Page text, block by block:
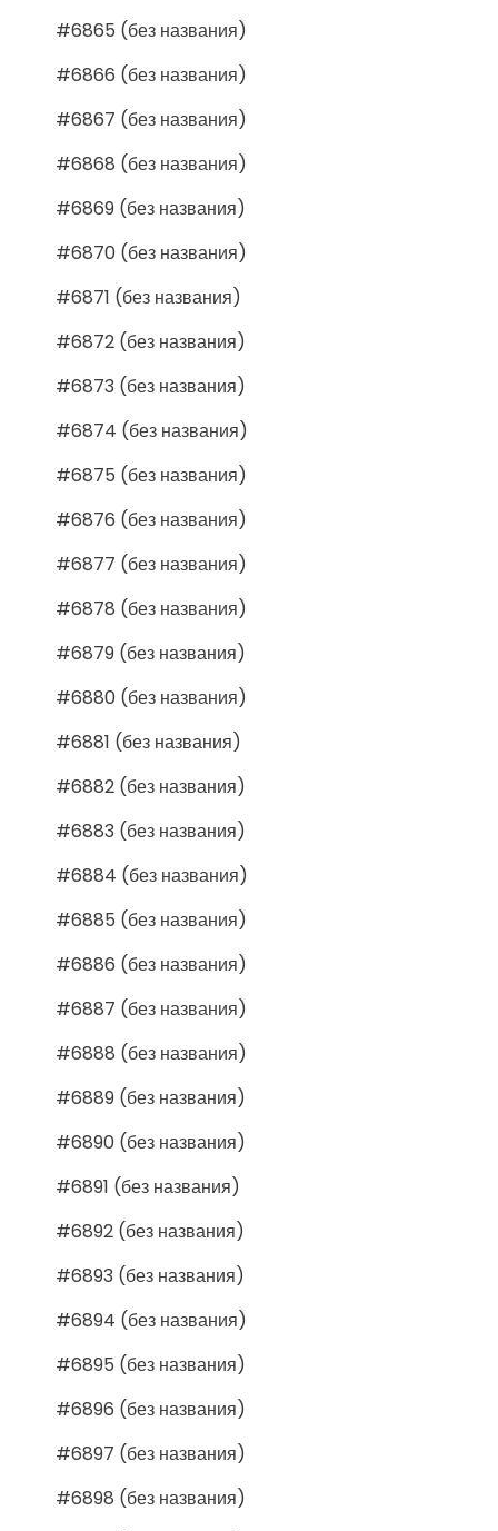
#6865 (без названия)
#6866 (без названия)
#6867 (без названия)
#6868 (без названия)
#6869 (без названия)
#6870 (без названия)
#6871 (без названия)
#6872 (без названия)
#6873 (без названия)
#6874 (без названия)
#6875 (без названия)
#6876 (без названия)
#6877 (без названия)
#6878 (без названия)
#6879 (без названия)
#6880 (без названия)
#6881 (без названия)
#6882 (без названия)
#6883 (без названия)
#6884 (без названия)
#6885 (без названия)
#6886 (без названия)
#6887 (без названия)
#6888 (без названия)
#6889 (без названия)
#6890 (без названия)
#6891 (без названия)
#6892 (без названия)
#6893 (без названия)
#6894 (без названия)
#6895 (без названия)
#6896 (без названия)
#6897 (без названия)
#6898 (без названия)